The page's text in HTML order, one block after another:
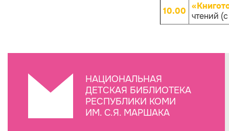
10.00 чтений
НАЦИОНАЛЬНАЯ
ДЕТСКАЯ БИБЛИОТЕКА
РЕСПУБЛИКИ КОМИ
ИМ. С.Я. МАРШАКА